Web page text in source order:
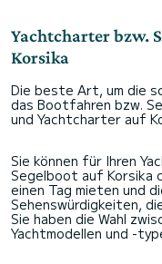
Yachtcharter bzw.
Korsika
Die beste Art, um die
das Bootfahren bzw.
und Yachtcharter auf
Sie können für Ihren
Segelboot auf Korsika
einen Tag mieten und
Sehenswürdigkeiten,
Sie haben die Wahl
Yachtmodellen und -